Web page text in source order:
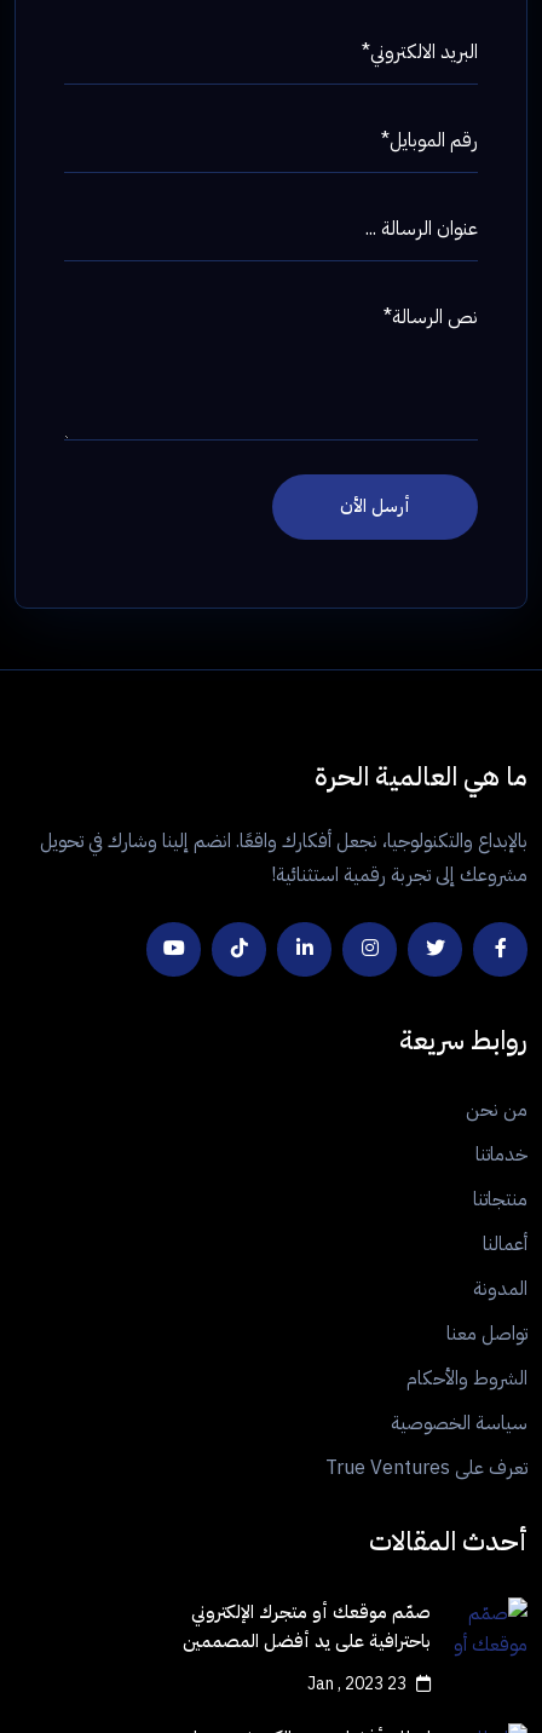
البريد الالكتروني*
رقم الموبايل*
عنوان الرسالة ...
نص الرسالة*
أرسل الأن
ما هي العالمية الحرة
بالإبداع والتكنولوجيا، نجعل أفكارك واقعًا. انضم إلينا وشارك في تحويل
مشروعك إلى تجربة رقمية استثنائية!
روابط سريعة
من نحن
خدماتنا
منتجاتنا
أعمالنا
المدونة
تواصل معنا
الشروط والأحكام
سياسة الخصوصية
تعرف على True Ventures
أحدث المقالات
صمّم موقعك أو متجرك الإلكتروني
باحترافية على يد أفضل المصممين
23 Jan , 2023